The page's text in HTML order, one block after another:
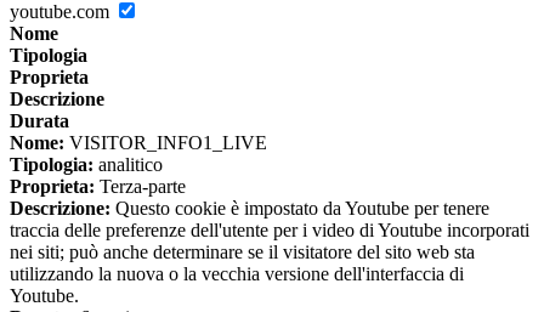
youtube.com
Nome
Tipologia
Proprieta
Descrizione
Durata
Nome: VISITOR_INFO1_LIVE
Tipologia: analitico
Proprieta: Terza-parte
Descrizione: Questo cookie è impostato da Youtube per tenere
traccia delle preferenze dell'utente per i video di Youtube incorporati
nei siti; può anche determinare se il visitatore del sito web sta
utilizzando la nuova o la vecchia versione dell'interfaccia di
Youtube.